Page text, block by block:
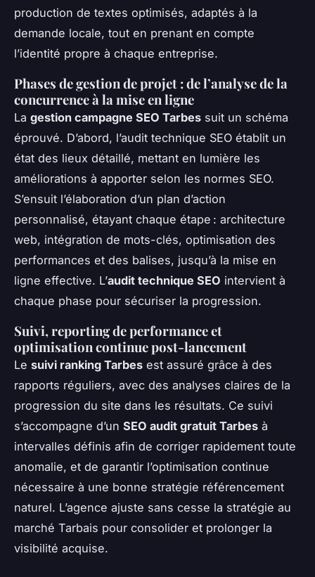
production de textes optimisés, adaptés à la
demande locale, tout en prenant en compte
l’identité propre à chaque entreprise.
Phases de gestion de projet : de l’analyse de la
concurrence à la mise en ligne
La gestion campagne SEO Tarbes suit un schéma
éprouvé. D’abord, l’audit technique SEO établit un
état des lieux détaillé, mettant en lumière les
améliorations à apporter selon les normes SEO.
S’ensuit l’élaboration d’un plan d’action
personnalisé, étayant chaque étape : architecture
web, intégration de mots-clés, optimisation des
performances et des balises, jusqu’à la mise en
ligne effective. L’audit technique SEO intervient à
chaque phase pour sécuriser la progression.
Suivi, reporting de performance et
optimisation continue post-lancement
Le suivi ranking Tarbes est assuré grâce à des
rapports réguliers, avec des analyses claires de la
progression du site dans les résultats. Ce suivi
s’accompagne d’un SEO audit gratuit Tarbes à
intervalles définis afin de corriger rapidement toute
anomalie, et de garantir l’optimisation continue
nécessaire à une bonne stratégie référencement
naturel. L’agence ajuste sans cesse la stratégie au
marché Tarbais pour consolider et prolonger la
visibilité acquise.